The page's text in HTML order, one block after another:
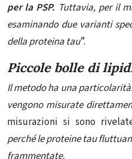
per la PSP. Tuttavia, per il
esaminando due varianti
della proteina tau”.
Piccole bolle di
Il metodo ha una
vengono misurate
misurazioni si sono
perché le proteine ​​tau
frammentate.